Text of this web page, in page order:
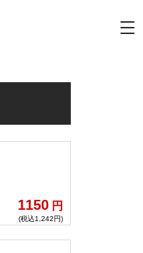
1150 円
(税込1,242円)